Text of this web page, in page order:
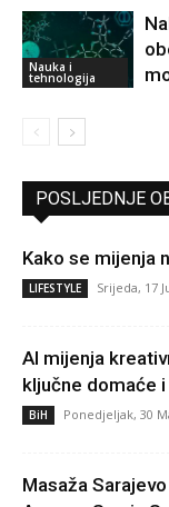
Nauka i
tehnologija
POSLJEDNJE
Kako se mijenja
LIFESTYLE Srijeda, 17
AI mijenja
ključne domaće
BiH Ponedjeljak, 30
Masaža